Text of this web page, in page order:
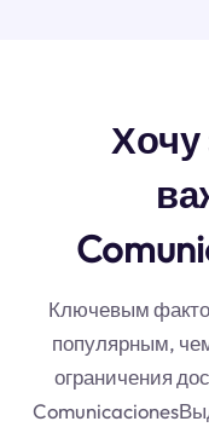
Хочу
Ключевым
популярным,
ограничения